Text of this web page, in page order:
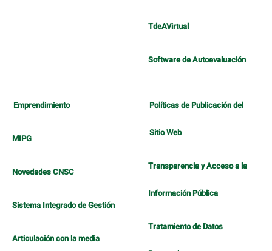
TdeAVirtual
Software de Autoevaluación
Emprendimiento
MIPG
Novedades CNSC
Sistema Integrado de Gestión
Articulación con la media
Políticas de Publicación del
Sitio Web
Transparencia y Acceso a la
Información Pública
Tratamiento de Datos